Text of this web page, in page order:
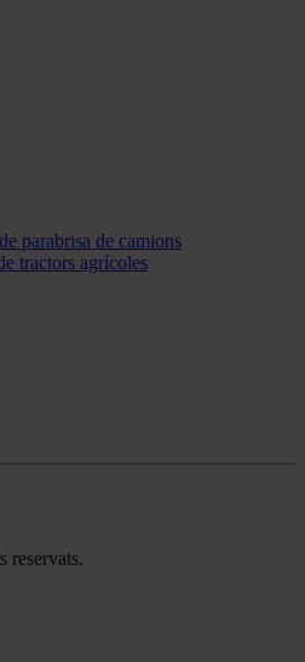
parabrisa de camions
tractors agrícoles
reservats.